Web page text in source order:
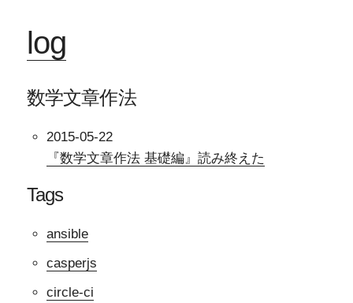
log
数学文章作法
2015-05-22
『数学文章作法 基礎編』読み終えた
Tags
ansible
casperjs
circle-ci